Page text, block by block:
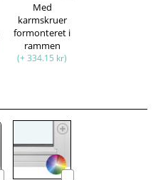
Med
karmskruer
formonteret i
rammen
(+ 334.15 kr)